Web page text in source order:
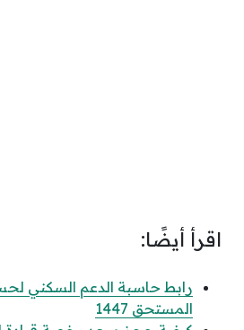
اقرأ أيضًا:
رابط حاسبة الدعم السكني
المستحق 1447